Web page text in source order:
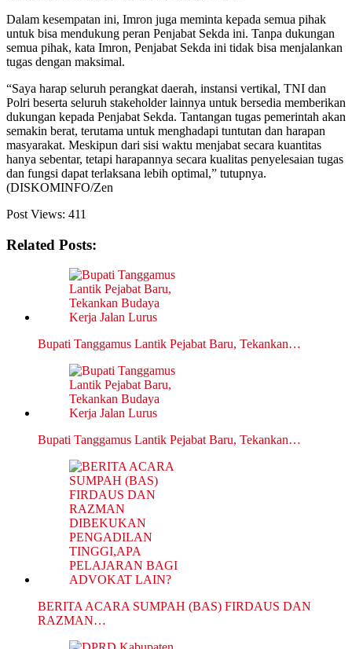
Dalam kesempatan ini, Imron juga meminta kepada semua pihak
untuk bisa mendukung peran Penjabat Sekda ini. Tanpa dukungan
semua pihak, kata Imron, Penjabat Sekda ini tidak bisa menjalankan
tugas dengan maksimal.
“Saya harap seluruh perangkat daerah, instansi vertikal, TNI dan
Polri beserta seluruh stakeholder lainnya untuk bersedia memberikan
dukungan kepada Penjabat Sekda. Tantangan tugas pemerintah akan
semakin berat, terutama untuk menghadapi tuntutan dan harapan
masyarakat. Meskipun dari sisi waktu menjabat secara kuantitas
hanya sebentar, tetapi harapannya secara kualitas penyelesaian tugas
dan fungsi dapat terlaksana lebih optimal,” tutupnya.
(DISKOMINFO/Zen
Post Views: 411
Related Posts:
Bupati Tanggamus Lantik Pejabat Baru, Tekankan…
Bupati Tanggamus Lantik Pejabat Baru, Tekankan…
BERITA ACARA SUMPAH (BAS) FIRDAUS DAN
RAZMAN…